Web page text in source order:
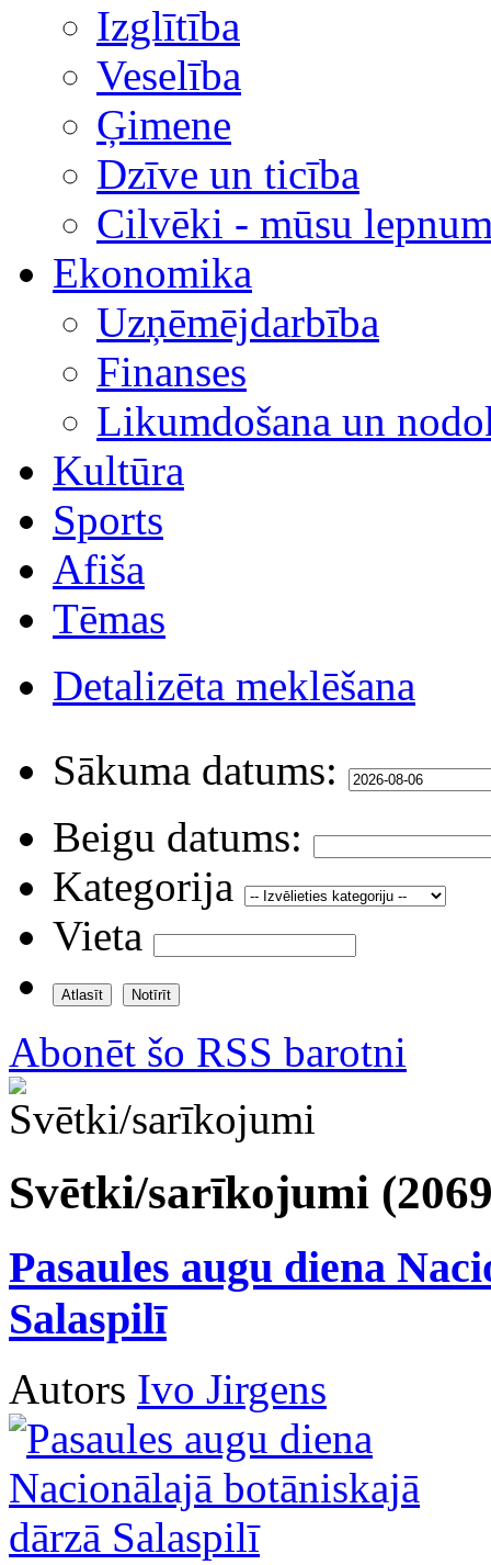
Izglītība
Veselība
Ģimene
Dzīve un ticība
Cilvēki - mūsu
Ekonomika
Uzņēmējdarbība
Finanses
Likumdošana un
Kultūra
Sports
Afiša
Tēmas
Detalizēta meklēšana
Sākuma datums:
Beigu datums:
Kategorija
Vieta
Abonēt šo RSS barotni
Svētki/sarīkojumi
Pasaules augu diena
Salaspilī
Autors Ivo Jirgens